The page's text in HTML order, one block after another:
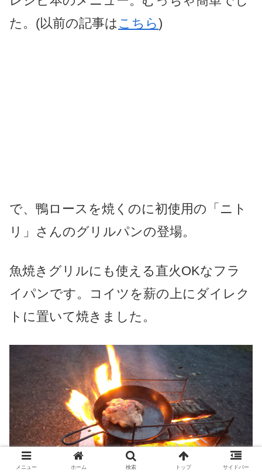
た。(以前の記事は こちら)
で、鴨ロースを焼くのに初使用の「ニト
リ」さんのグリルパンの登場。
魚焼きグリルにも使える直火OKなフラ
イパンです。コイツを薪の上にダイレク
トに置いて焼きました。
メニュー ホーム 検索 トップ サイドバー